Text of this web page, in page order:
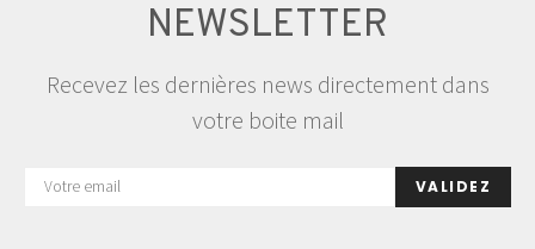
NEWSLETTER
Recevez les dernières news directement dans
votre boite mail
VALIDEZ